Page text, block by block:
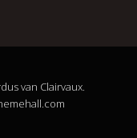
van Clairvaux.